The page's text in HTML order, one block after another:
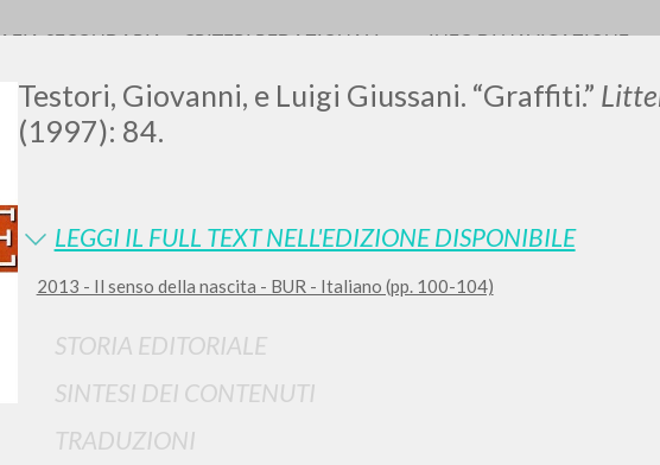
Testori, Giovanni, e Luigi Giussani. “Graffiti.”
(1997): 84.
LEGGI IL FULL TEXT NELL'EDIZIONE DISPONIBILE
2013 - Il senso della nascita - BUR - Italiano (pp. 100-104)
STORIA EDITORIALE
SINTESI DEI CONTENUTI
TRADUZIONI
SECONDARIA CRITERI REDAZIONALI INFO DI NAVIGAZIONE
0DOCUMENTI TROVATI
Visualizza dettagli per tipologia